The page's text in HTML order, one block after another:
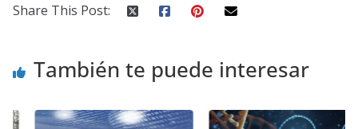
Share This Post:
También te puede interesar